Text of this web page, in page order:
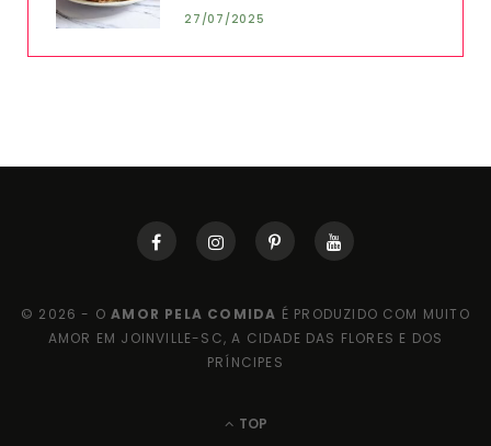
27/07/2025
© 2026 - OAMOR PELA COMIDA É PRODUZIDO COM MUITO
AMOR EM JOINVILLE-SC, A CIDADE DAS FLORES E DOS
PRÍNCIPES
TOP